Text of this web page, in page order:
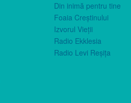
Din inimă pentru tine
Foaia Creştinului
Izvorul Vieţii
Radio Ekklesia
Radio Levi Reşiţa